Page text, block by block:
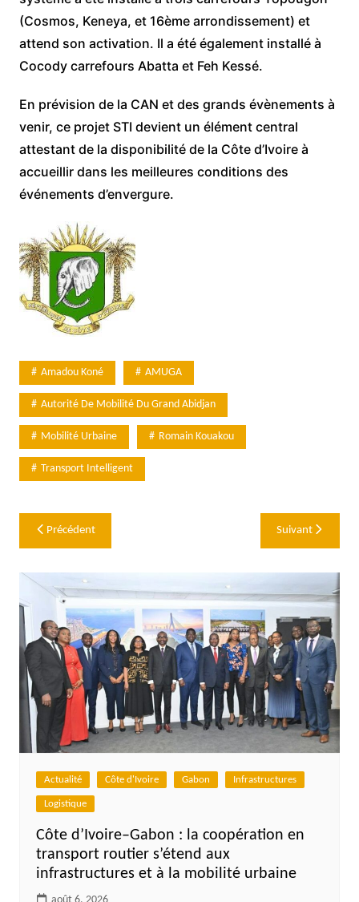
(Cosmos, Keneya, et 16ème arrondissement) et
attend son activation. Il a été également installé à
Cocody carrefours Abatta et Feh Kessé.
En prévision de la CAN et des grands évènements à
venir, ce projet STI devient un élément central
attestant de la disponibilité de la Côte d’Ivoire à
accueillir dans les meilleures conditions des
événements d’envergure.
Amadou Koné AMUGA
Autorité De Mobilité Du Grand Abidjan
Mobilité Urbaine Romain Kouakou
Transport Intelligent
Navigation
de
l’article
Précédent Suivant
Actualité Côte d'Ivoire Gabon Infrastructures
Logistique
Côte d’Ivoire–Gabon : la coopération en
transport routier s’étend aux
infrastructures et à la mobilité urbaine